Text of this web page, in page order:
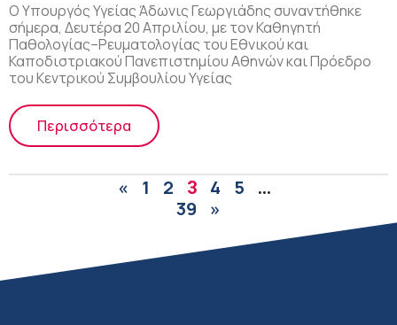
Ο Υπουργός Υγείας Άδωνις Γεωργιάδης συναντήθηκε
σήμερα, Δευτέρα 20 Απριλίου, με τον Καθηγητή
Παθολογίας–Ρευματολογίας του Εθνικού και
Καποδιστριακού Πανεπιστημίου Αθηνών και Πρόεδρο
του Κεντρικού Συμβουλίου Υγείας
Περισσότερα
« 1 2 3 4 5 …
39 »